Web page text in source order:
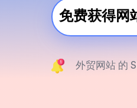
免费获得网
外贸网站 的